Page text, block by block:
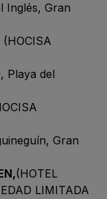
Inglés, Gran
(HOCISA
Playa del
Gran
(HOTEL
LIMITADA